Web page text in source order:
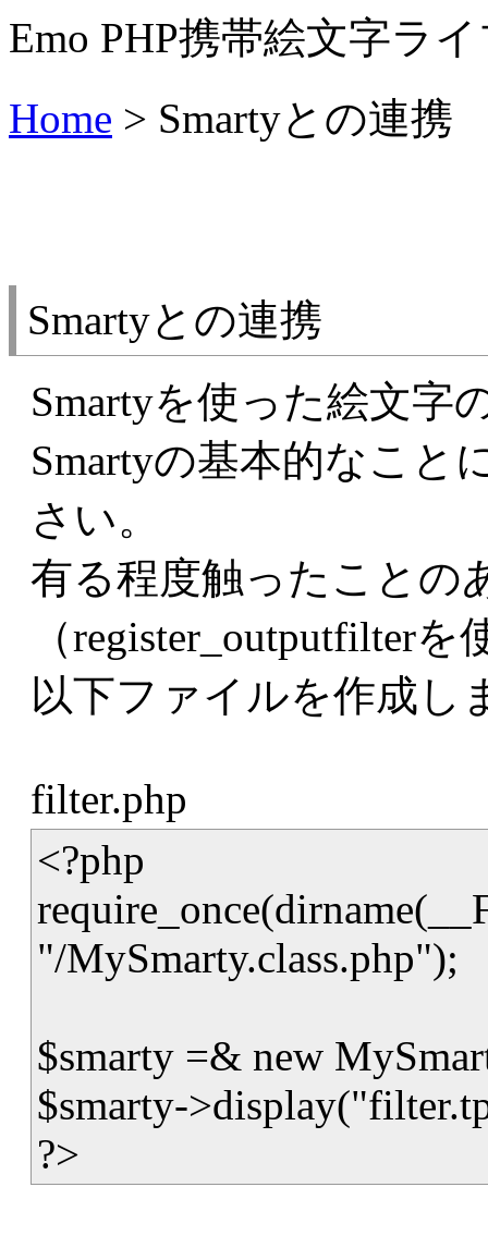
Emo PHP携帯絵文字ラ
Home > Smartyとの連携
Smartyとの連携
Smartyを使った絵文字
Smartyの基本的なこと
さい。
有る程度触ったことの
（register_outputfilterを
以下ファイルを作成し
filter.php
<?php
"/MySmarty.class.php");
$smarty =& new
$smarty-
?>